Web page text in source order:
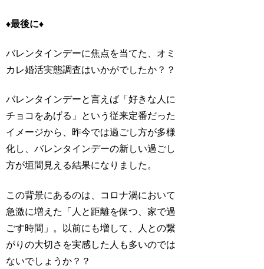
♦最後に♦
バレンタインデーに焦点を当てた、オミ
カレ婚活実態調査はいかがでしたか？？
バレンタインデーと言えば「好きな人に
チョコをあげる」という従来定番だった
イメージから、昨今では過ごし方が多様
化し、バレンタインデーの新しい過ごし
方が垣間見える結果になりました。
この背景にあるのは、コロナ渦において
急激に増えた「人と距離を保つ、家で過
ごす時間」。以前にも増して、人との繋
がりの大切さを実感した人も多いのでは
ないでしょうか？？